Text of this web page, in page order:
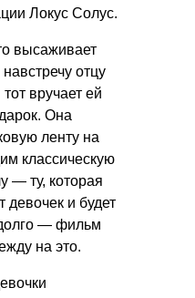
Локус Солус.
высаживает
отцу
вручает ей
Она
ленту на
классическую
— ту, которая
девочек и будет
— фильм
на это.